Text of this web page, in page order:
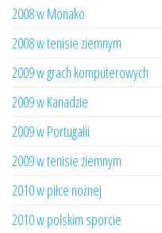
2008 w Monako
2008 w tenisie ziemnym
2009 w grach komputerowych
2009 w Kanadzie
2009 w Portugalii
2009 w tenisie ziemnym
2010 w piłce nożnej
2010 w polskim sporcie